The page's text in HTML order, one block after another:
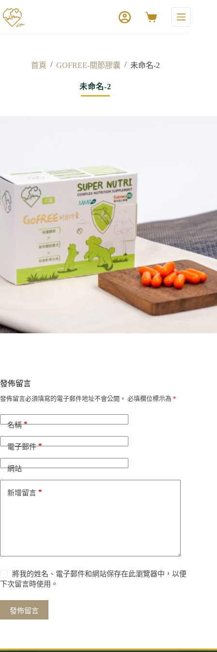
首頁 / GOFREE-關節膠囊 / 未命名-2
未命名-2
發佈留言
發佈留言必須填寫的電子郵件地址不會公開。 必填欄位標示為 *
名稱*
電子郵件*
網站
新增留言 *
將我的姓名、電子郵件和網站保存在此瀏覽器中，以便
下次留言時使用。
發佈留言